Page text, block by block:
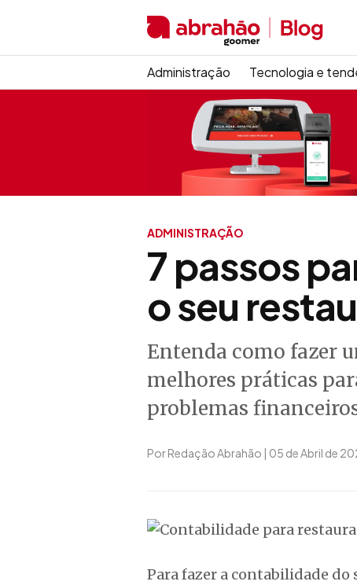
Administração Tecnologia e
ADMINISTRAÇÃO
7 passos
o seu
Entenda como fazer
melhores práticas
problemas
Por Redação Abrahão | 05 de Abril de
Para fazer a contabilidade